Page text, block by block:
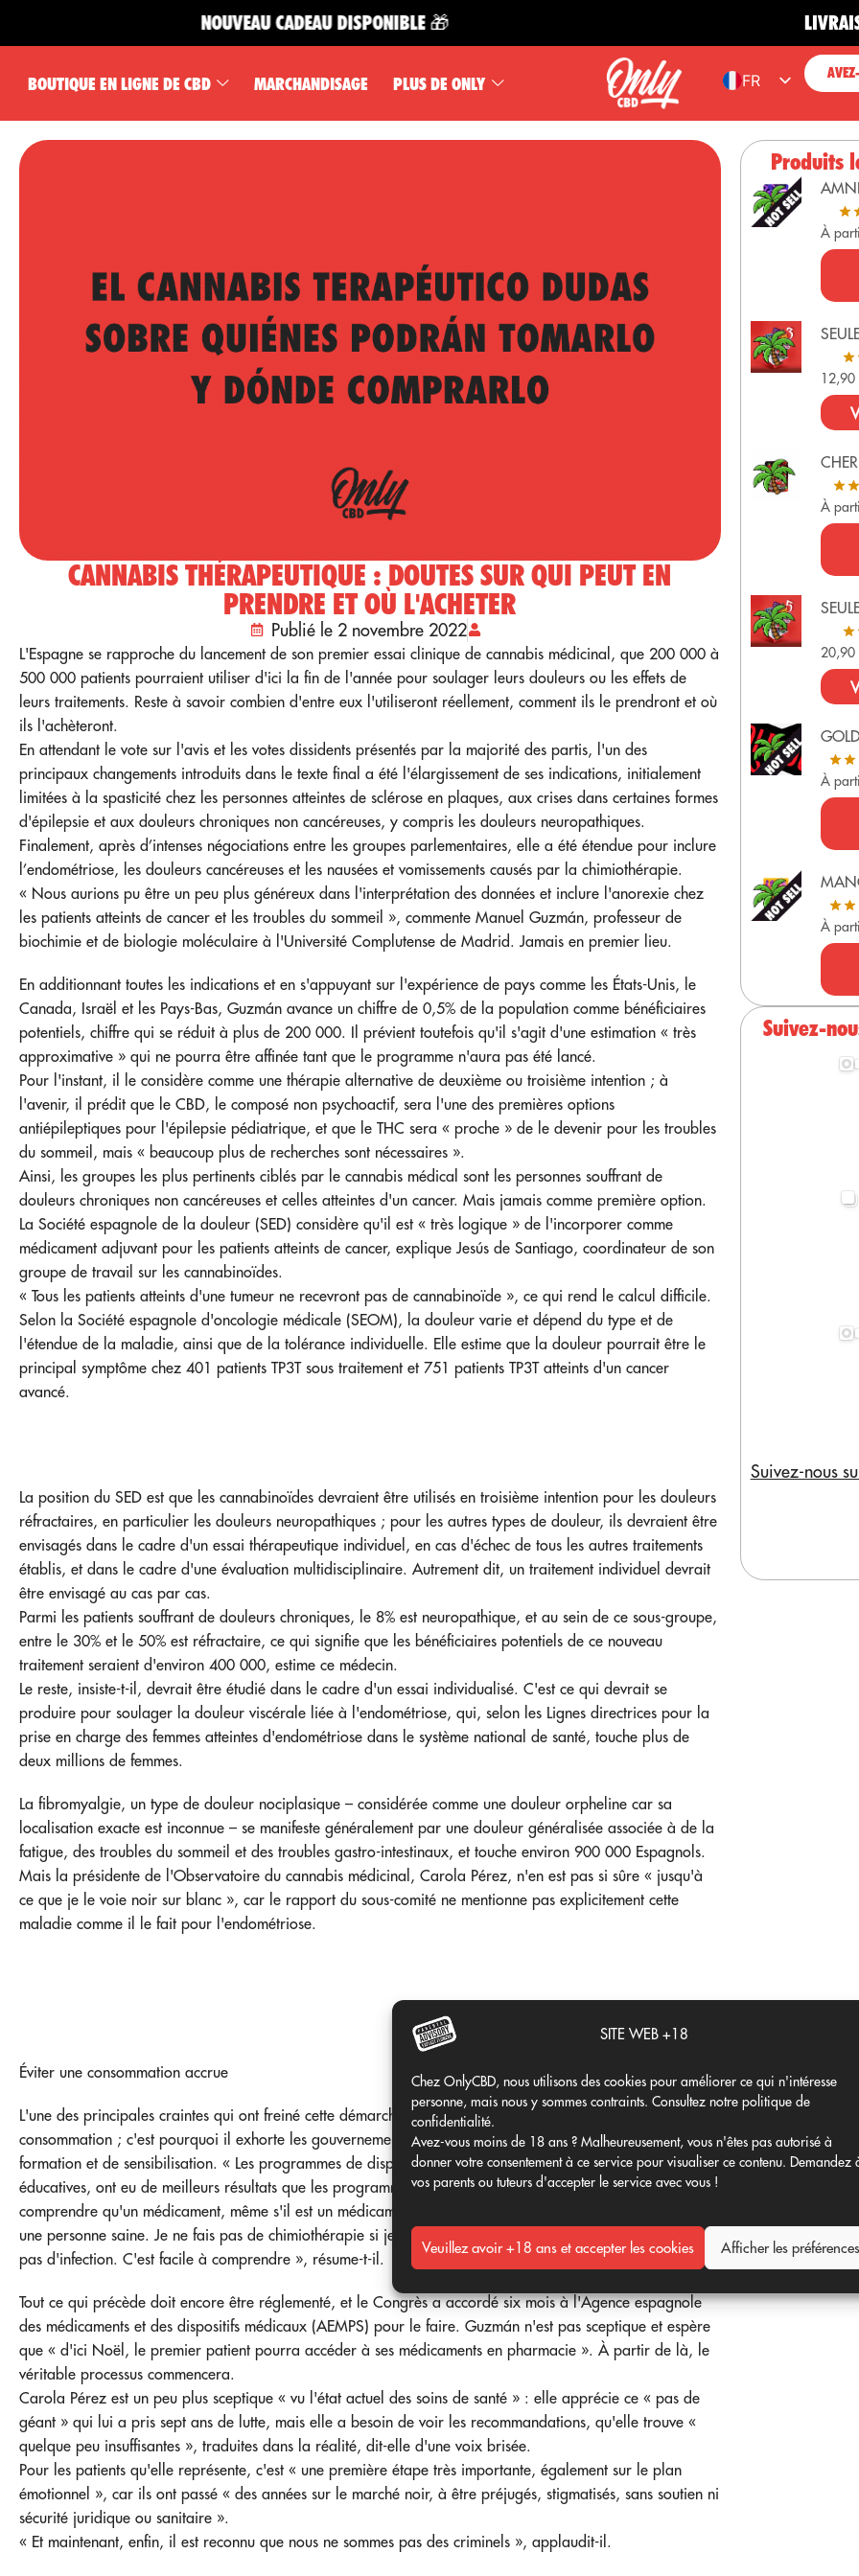
SITE WEB +18
Chez OnlyCBD, nous utilisons des cookies pour améliorer ce qui n'intéresse
personne, mais nous y sommes contraints. Consultez notre politique de
confidentialité.
Avez-vous moins de 18 ans ? Malheureusement, vous n'êtes pas autorisé à
donner votre consentement à ce service pour visualiser ce contenu. Demandez
vos parents ou tuteurs d'accepter le service avec vous !
Veuillez avoir +18 ans et accepter les cookies Afficher les
NOUVEAU CADEAU DISPONIBLE 🎁 LIVRAISON
BOUTIQUE EN LIGNE DE CBD MARCHANDISAGE PLUS DE ONLY
FR
EN
DE
CANNABIS THÉRAPEUTIQUE : DOUTES SUR QUI PEUT EN
PRENDRE ET OÙ L'ACHETER
Publié le 2 novembre 2022
L'Espagne se rapproche du lancement de son premier essai clinique de cannabis médicinal, que 200 000 à
500 000 patients pourraient utiliser d'ici la fin de l'année pour soulager leurs douleurs ou les effets de
leurs traitements. Reste à savoir combien d'entre eux l'utiliseront réellement, comment ils le prendront et où
ils l'achèteront.
En attendant le vote sur l'avis et les votes dissidents présentés par la majorité des partis, l'un des
principaux changements introduits dans le texte final a été l'élargissement de ses indications, initialement
limitées à la spasticité chez les personnes atteintes de sclérose en plaques, aux crises dans certaines formes
d'épilepsie et aux douleurs chroniques non cancéreuses, y compris les douleurs neuropathiques.
Finalement, après d’intenses négociations entre les groupes parlementaires, elle a été étendue pour inclure
l’endométriose, les douleurs cancéreuses et les nausées et vomissements causés par la chimiothérapie.
« Nous aurions pu être un peu plus généreux dans l'interprétation des données et inclure l'anorexie chez
les patients atteints de cancer et les troubles du sommeil », commente Manuel Guzmán, professeur de
biochimie et de biologie moléculaire à l'Université Complutense de Madrid. Jamais en premier lieu.
En additionnant toutes les indications et en s'appuyant sur l'expérience de pays comme les États-Unis, le
Canada, Israël et les Pays-Bas, Guzmán avance un chiffre de 0,5% de la population comme bénéficiaires
potentiels, chiffre qui se réduit à plus de 200 000. Il prévient toutefois qu'il s'agit d'une estimation « très
approximative » qui ne pourra être affinée tant que le programme n'aura pas été lancé.
Pour l'instant, il le considère comme une thérapie alternative de deuxième ou troisième intention ; à
l'avenir, il prédit que le CBD, le composé non psychoactif, sera l'une des premières options
antiépileptiques pour l'épilepsie pédiatrique, et que le THC sera « proche » de le devenir pour les troubles
du sommeil, mais « beaucoup plus de recherches sont nécessaires ».
Ainsi, les groupes les plus pertinents ciblés par le cannabis médical sont les personnes souffrant de
douleurs chroniques non cancéreuses et celles atteintes d'un cancer. Mais jamais comme première option.
La Société espagnole de la douleur (SED) considère qu'il est « très logique » de l'incorporer comme
médicament adjuvant pour les patients atteints de cancer, explique Jesús de Santiago, coordinateur de son
groupe de travail sur les cannabinoïdes.
« Tous les patients atteints d'une tumeur ne recevront pas de cannabinoïde », ce qui rend le calcul difficile.
Selon la Société espagnole d'oncologie médicale (SEOM), la douleur varie et dépend du type et de
l'étendue de la maladie, ainsi que de la tolérance individuelle. Elle estime que la douleur pourrait être le
principal symptôme chez 401 patients TP3T sous traitement et 751 patients TP3T atteints d'un cancer
avancé.
La position du SED est que les cannabinoïdes devraient être utilisés en troisième intention pour les douleurs
réfractaires, en particulier les douleurs neuropathiques ; pour les autres types de douleur, ils devraient être
envisagés dans le cadre d'un essai thérapeutique individuel, en cas d'échec de tous les autres traitements
établis, et dans le cadre d'une évaluation multidisciplinaire. Autrement dit, un traitement individuel devrait
être envisagé au cas par cas.
Parmi les patients souffrant de douleurs chroniques, le 8% est neuropathique, et au sein de ce sous-groupe,
entre le 30% et le 50% est réfractaire, ce qui signifie que les bénéficiaires potentiels de ce nouveau
traitement seraient d'environ 400 000, estime ce médecin.
Le reste, insiste-t-il, devrait être étudié dans le cadre d'un essai individualisé. C'est ce qui devrait se
produire pour soulager la douleur viscérale liée à l'endométriose, qui, selon les Lignes directrices pour la
prise en charge des femmes atteintes d'endométriose dans le système national de santé, touche plus de
deux millions de femmes.
La fibromyalgie, un type de douleur nociplasique – considérée comme une douleur orpheline car sa
localisation exacte est inconnue – se manifeste généralement par une douleur généralisée associée à de la
fatigue, des troubles du sommeil et des troubles gastro-intestinaux, et touche environ 900 000 Espagnols.
Mais la présidente de l'Observatoire du cannabis médicinal, Carola Pérez, n'en est pas si sûre « jusqu'à
ce que je le voie noir sur blanc », car le rapport du sous-comité ne mentionne pas explicitement cette
maladie comme il le fait pour l'endométriose.
Éviter une consommation accrue
L'une des principales craintes qui ont freiné cette démarche était la crainte d'une augmentation de la
consommation ; c'est pourquoi il exhorte les gouvernements à mettre en place des programmes de
formation et de sensibilisation. « Les programmes de dispensation, accompagnés d'autres actions
éducatives, ont eu de meilleurs résultats que les programmes purement commerciaux et libéralisés. Il faut
comprendre qu'un médicament, même s'il est un médicament, ne garantit pas forcément qu'il soit bon pour
une personne saine. Je ne fais pas de chimiothérapie si je n'ai pas de cancer, ni d'antibiotiques si je n'ai
pas d'infection. C'est facile à comprendre », résume-t-il.
Tout ce qui précède doit encore être réglementé, et le Congrès a accordé six mois à l'Agence espagnole
des médicaments et des dispositifs médicaux (AEMPS) pour le faire. Guzmán n'est pas sceptique et espère
que « d'ici Noël, le premier patient pourra accéder à ses médicaments en pharmacie ». À partir de là, le
véritable processus commencera.
Carola Pérez est un peu plus sceptique « vu l'état actuel des soins de santé » : elle apprécie ce « pas de
géant » qui lui a pris sept ans de lutte, mais elle a besoin de voir les recommandations, qu'elle trouve «
quelque peu insuffisantes », traduites dans la réalité, dit-elle d'une voix brisée.
Pour les patients qu'elle représente, c'est « une première étape très importante, également sur le plan
émotionnel », car ils ont passé « des années sur le marché noir, à être préjugés, stigmatisés, sans soutien ni
sécurité juridique ou sanitaire ».
« Et maintenant, enfin, il est reconnu que nous ne sommes pas des criminels », applaudit-il.
Produits
À
12,90
À
20,90
À
À
Suivez-
Suivez-nous